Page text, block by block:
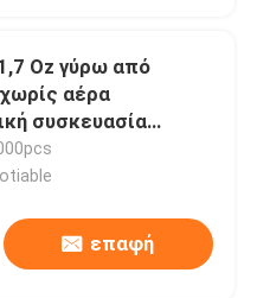
Oz γύρω από
αέρα
συσκευασία
SAN μπουκαλιών
επαφή